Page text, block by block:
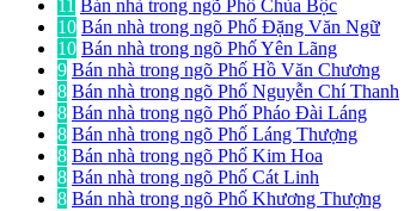
11 Bán nhà trong ngõ Phố Chùa Bộc
10 Bán nhà trong ngõ Phố Đặng Văn Ngữ
10 Bán nhà trong ngõ Phố Yên Lãng
9 Bán nhà trong ngõ Phố Hồ Văn Chương
8 Bán nhà trong ngõ Phố Nguyễn Chí Thanh
8 Bán nhà trong ngõ Phố Pháo Đài Láng
8 Bán nhà trong ngõ Phố Láng Thượng
8 Bán nhà trong ngõ Phố Kim Hoa
8 Bán nhà trong ngõ Phố Cát Linh
8 Bán nhà trong ngõ Phố Khương Thượng